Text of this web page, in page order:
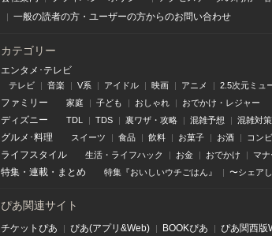
一般の読者の方・ユーザーの方からのお問い合わせ
カテゴリー
エンタメ･テレビ
テレビ 音楽 V系 アイドル 映画 アニメ 2.5次元ミュ
ファミリー 家庭 子ども おしゃれ おでかけ・レジャー
ディズニー TDL TDS 裏ワザ・攻略 混雑予想 混雑対策
グルメ･料理 スイーツ 食品 飲料 お菓子 お酒 コン
ライフスタイル 生活・ライフハック お金 おでかけ マ
特集 ・ 連載 ・ まとめ 特集『おいしいウチごはん』 〜シェア
ぴあ関連サイト
チケットぴあ ぴあ(アプリ&Web) BOOKぴあ ぴあ関⻄版